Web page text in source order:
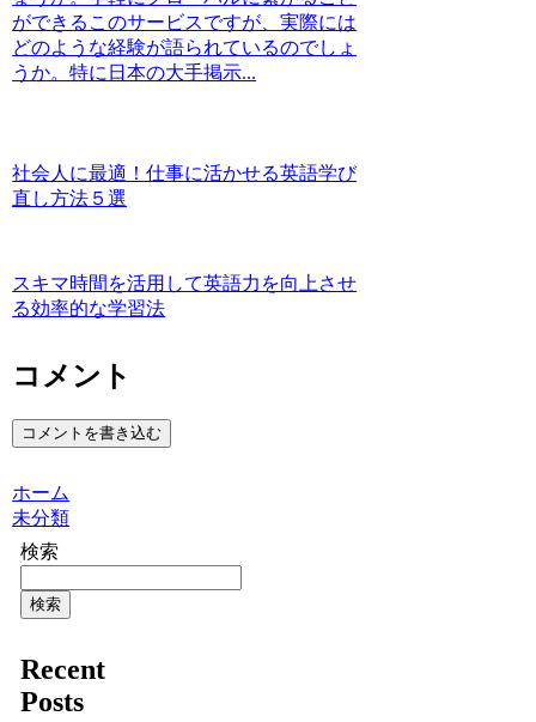
ができるこのサービスですが、実際には
どのような経験が語られているのでしょ
うか。特に日本の大手掲示...
社会人に最適！仕事に活かせる英語学び
直し方法５選
スキマ時間を活用して英語力を向上させ
る効率的な学習法
コメント
コメントを書き込む
ホーム
未分類
検索
検索
Recent
Posts